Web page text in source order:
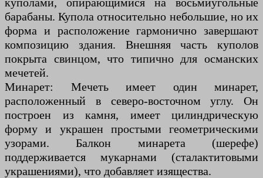
барабаны. Купола относительно небольшие, но их
форма и расположение гармонично завершают
композицию здания. Внешняя часть куполов
покрыта свинцом, что типично для османских
мечетей.
Минарет: Мечеть имеет один минарет,
расположенный в северо-восточном углу. Он
построен из камня, имеет цилиндрическую
форму и украшен простыми геометрическими
узорами. Балкон минарета (шерефе)
поддерживается мукарнами (сталактитовыми
украшениями), что добавляет изящества.